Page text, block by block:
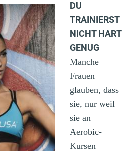
DU
TRAINIERST
NICHT HART
GENUG
Manche
Frauen
glauben, dass
sie, nur weil
sie an
Aerobic-
Kursen